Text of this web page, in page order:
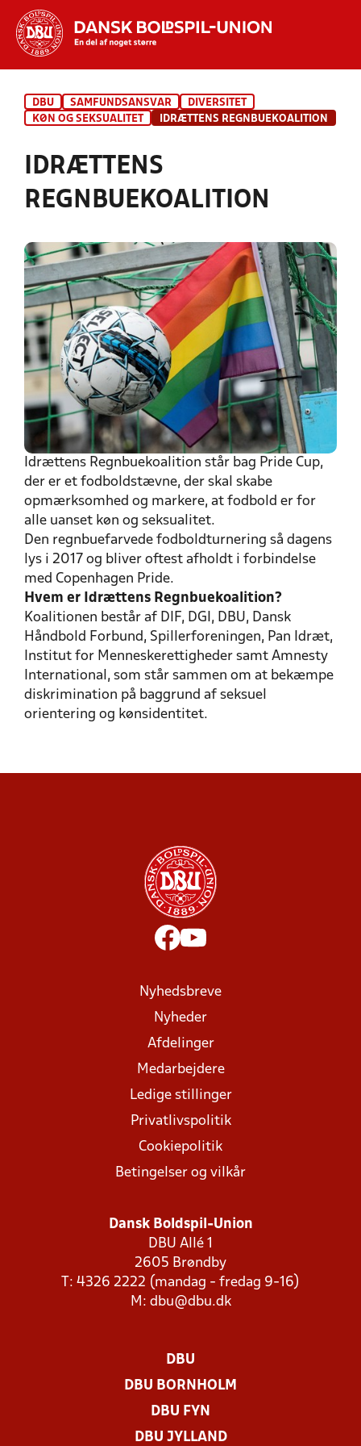
INDHOLD OG NYHEDER
HOLD
DBU SAMFUNDSANSVAR
DIVERSITET
KØN OG SEKSUALITET
IDRÆTTENS REGNBUEKOALITION
IDRÆTTENS
REGNBUEKOALITION
Idrættens Regnbuekoalition står bag Pride Cup,
der er et fodboldstævne, der skal skabe
opmærksomhed og markere, at fodbold er for
alle uanset køn og seksualitet.
Den regnbuefarvede fodboldturnering så dagens
lys i 2017 og bliver oftest afholdt i forbindelse
med Copenhagen Pride.
Hvem er Idrættens Regnbuekoalition?
Koalitionen består af DIF, DGI, DBU, Dansk
Håndbold Forbund, Spillerforeningen, Pan Idræt,
Institut for Menneskerettigheder samt Amnesty
International, som står sammen om at bekæmpe
diskrimination på baggrund af seksuel
orientering og kønsidentitet.
Nyhedsbreve
Nyheder
Afdelinger
Medarbejdere
Ledige stillinger
Privatlivspolitik
Cookiepolitik
Betingelser og vilkår
Dansk Boldspil-Union
DBU Allé 1
2605 Brøndby
T: 4326 2222 (mandag - fredag 9-16)
M: dbu@dbu.dk
DBU
DBU BORNHOLM
DBU FYN
DBU JYLLAND